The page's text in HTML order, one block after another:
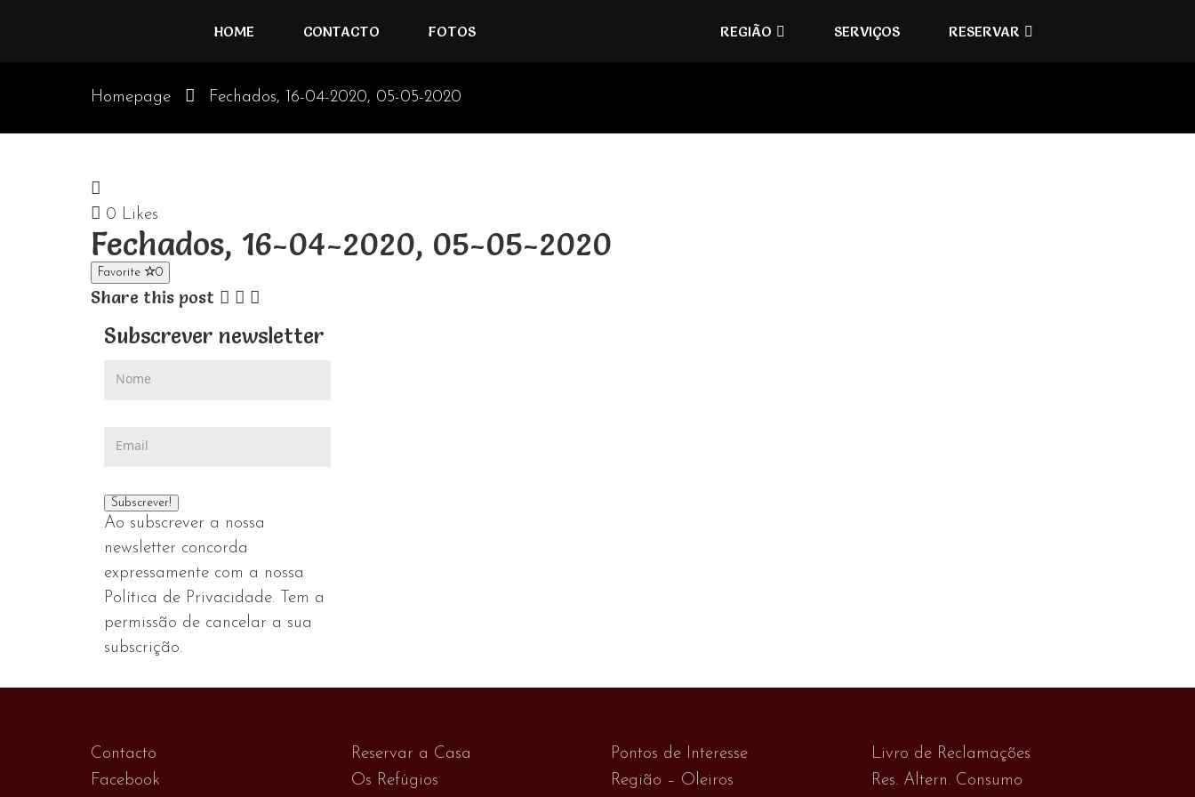
HOME CONTACTO FOTOS REGIÃO SERVIÇOS RESERVAR
Homepage Fechados, 16-04-2020, 05-05-2020
0 Likes
Fechados, 16-04-2020, 05-05-2020
Favorite 0
Share this post
Subscrever newsletter
Ao subscrever a nossa
newsletter concorda
expressamente com a nossa
Política de Privacidade. Tem a
permissão de cancelar a sua
subscrição.
Contacto
Facebook
Reservar a Casa
Os Refúgios
Pontos de Interesse
Região – Oleiros
Livro de Reclamações
Res. Altern. Consumo